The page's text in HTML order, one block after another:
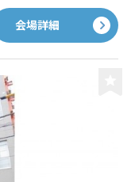
会場詳細